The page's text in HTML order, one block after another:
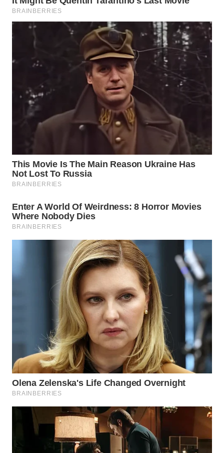
WN
NATUNA
WN
BINTAN
WN
MANDALIKA
WN
LIKUPANG
LABUANBAJO
BORNEO
Wahana
Media
WAHANA
ADVOKAT
WAHANA
INFRASTRUKTUR
WAHANA
KONSUMEN